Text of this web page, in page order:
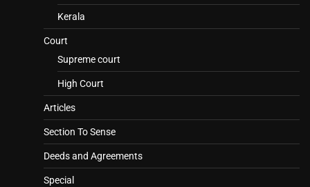
Kerala
Court
Supreme court
High Court
Articles
Section To Sense
Deeds and Agreements
Special